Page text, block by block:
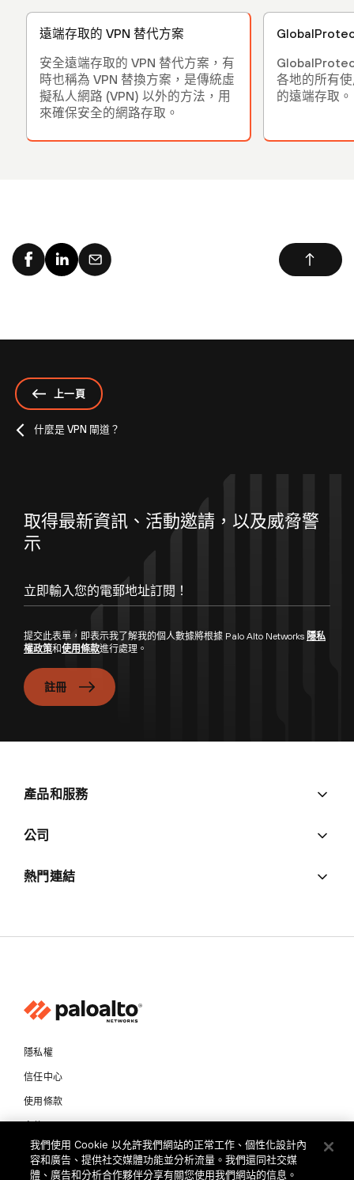
遠端存取的 VPN 替代方案
安全遠端存取的 VPN 替代方案，有
時也稱為 VPN 替換方案，是傳統虛
擬私人網路 (VPN) 以外的方法，用
來確保安全的網路存取。
各地的所有
的遠端存取。
上一頁
什麼是 VPN 閘道？
取得最新資訊、活動邀請，以及威脅警
示
提交此表單，即表示我了解我的個人數據將根據 Palo Alto Networks 隱私
權政策和使用條款進行處理。
註冊
產品和服務
公司
熱門連結
隱私權
信任中心
使用條款
Copyright © 2026 Palo Alto Networks. All Rights Reserved
我們使用 Cookie 以允許我們網站的正常工作、個性化設計內
容和廣告、提供社交媒體功能並分析流量。我們還同社交媒
體、廣告和分析合作夥伴分享有關您使用我們網站的信息。